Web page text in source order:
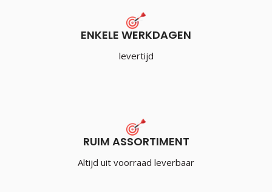
ENKELE WERKDAGEN
levertijd
RUIM ASSORTIMENT
Altijd uit voorraad leverbaar